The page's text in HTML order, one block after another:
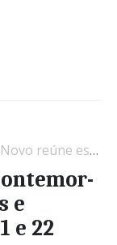
nos dias 21 e 22
e
e 22